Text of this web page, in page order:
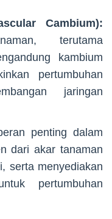
Cambium):
terutama
kambium
pertumbuhan
jaringan
penting dalam
dari akar tanaman
serta menyediakan
pertumbuhan